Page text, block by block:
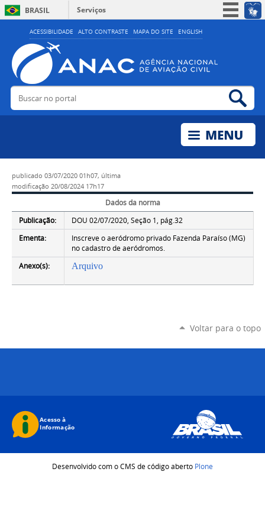
ACESSIBILIDADE ALTO CONTRASTE MAPA DO SITE ENGLISH
BRASIL
Serviços
Simplifique!
Acesso à informação
Legislação
Buscar no portal
publicado 03/07/2020 01h07, última
modificação 20/08/2024 17h17
Dados da norma
Publicação:
DOU 02/07/2020, Seção 1, pág.32
Ementa:
Inscreve o aeródromo privado Fazenda Paraíso (MG)
no cadastro de aeródromos.
Anexo(s):
Arquivo
Voltar para o topo
Desenvolvido com o CMS de código aberto Plone